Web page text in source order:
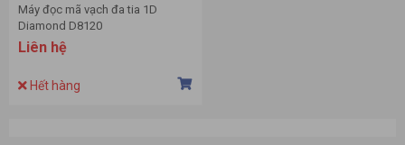
Máy đọc mã vạch đa tia 1D
Diamond D8120
Liên hệ
Hết hàng